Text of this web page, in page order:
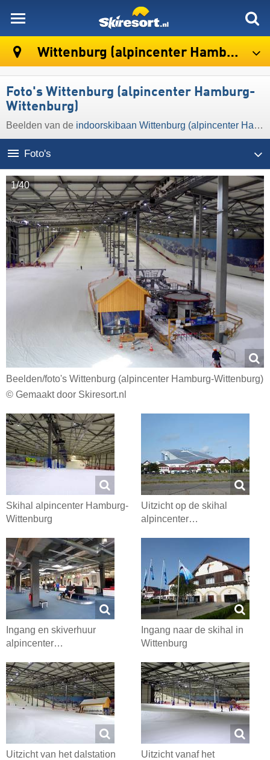
Wittenburg (alpincenter Hamburg-Wittenburg)
Foto's Wittenburg (alpincenter Hamburg-
Wittenburg)
Beelden van de indoorskibaan Wittenburg (alpincenter Hamburg-Wittenburg)
Foto's
1/40
Beelden/​foto's Wittenburg (alpincenter Hamburg-Wittenburg)
© Gemaakt door Skiresort.nl
Skihal alpincenter Hamburg-
Wittenburg
Uitzicht op de skihal
alpincenter…
Ingang en skiverhuur
alpincenter…
Ingang naar de skihal in
Wittenburg
Uitzicht van het dalstation
Uitzicht vanaf het